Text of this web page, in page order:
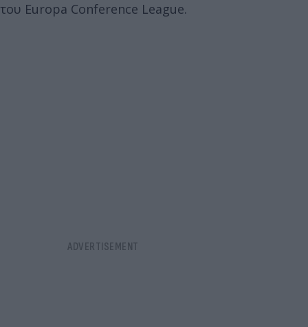
του Europa Conference League.